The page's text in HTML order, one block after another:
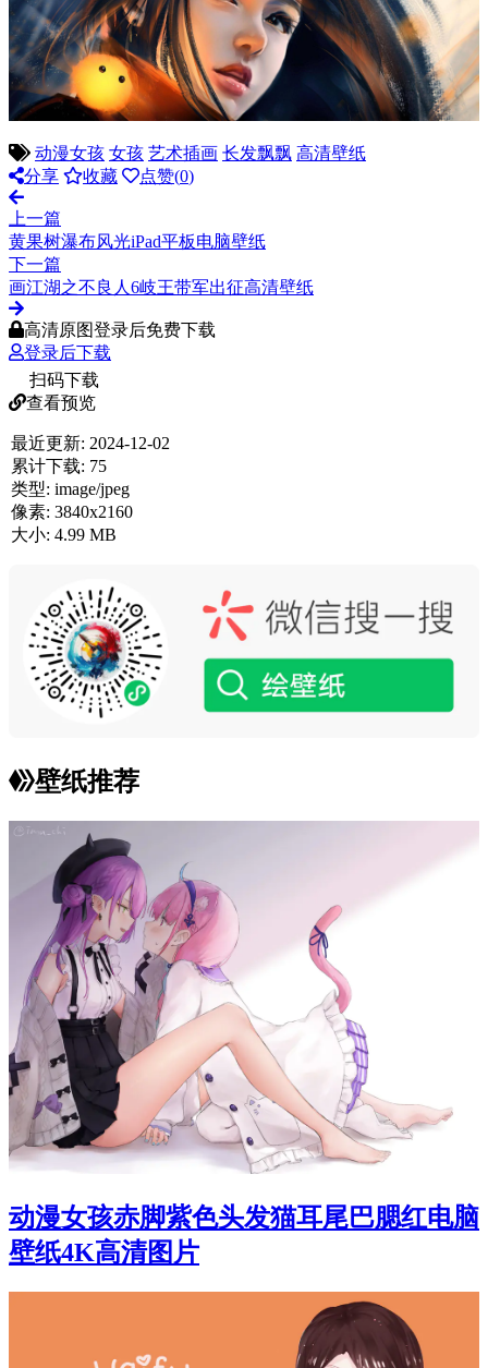
动漫女孩 女孩 艺术插画 长发飘飘 高清壁纸
分享
收藏 点赞(0)
上一篇
黄果树瀑布风光iPad平板电脑壁纸
下一篇
画江湖之不良人6岐王带军出征高清壁纸
高清原图登录后免费下载
登录后下载
扫码下载
查看预览
最近更新: 2024-12-02
累计下载: 75
类型: image/jpeg
像素: 3840x2160
大小: 4.99 MB
壁纸推荐
动漫女孩赤脚紫色头发猫耳尾巴腮红电脑
壁纸4K高清图片